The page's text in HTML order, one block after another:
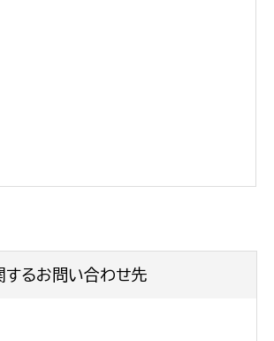
するお問い合わせ先